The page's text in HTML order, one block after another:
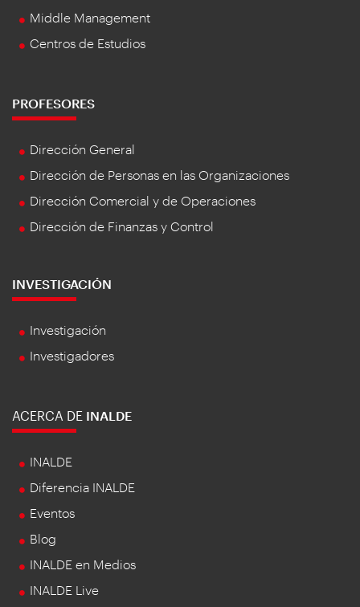
Middle Management
Centros de Estudios
PROFESORES
Dirección General
Dirección de Personas en las Organizaciones
Dirección Comercial y de Operaciones
Dirección de Finanzas y Control
INVESTIGACIÓN
Investigación
Investigadores
ACERCA DE INALDE
INALDE
Diferencia INALDE
Eventos
Blog
INALDE en Medios
INALDE Live